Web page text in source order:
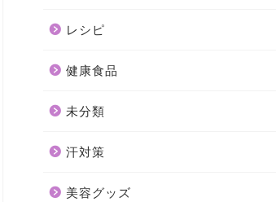
レシピ
健康食品
未分類
汗対策
美容グッズ